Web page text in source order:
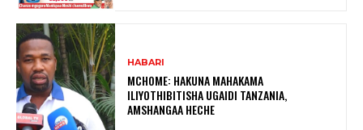
HABARI
MCHOME: HAKUNA MAHAKAMA
ILIYOTHIBITISHA UGAIDI TANZANIA,
AMSHANGAA HECHE